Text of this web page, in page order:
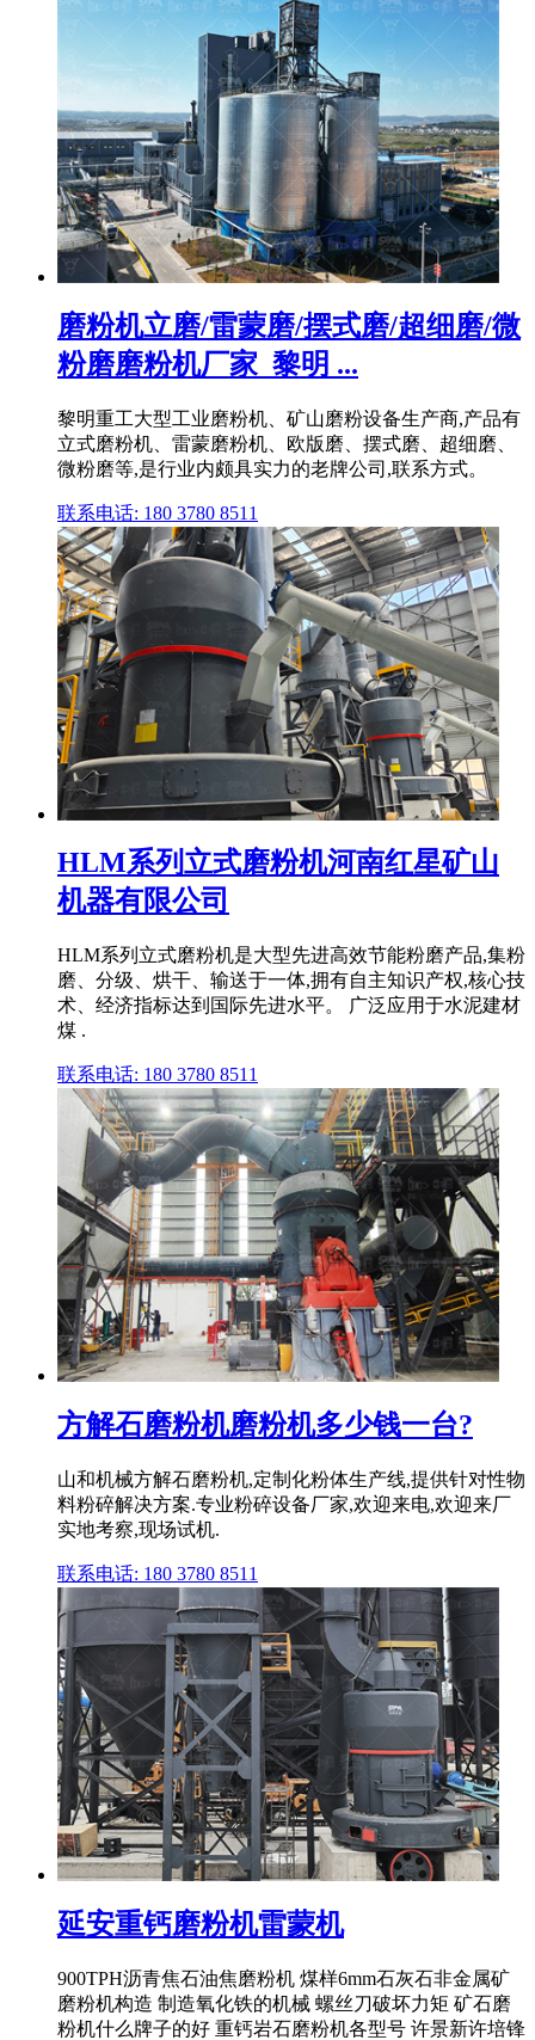
磨粉机立磨/雷蒙磨/摆式磨/超细磨/微
粉磨磨粉机厂家_黎明 ...
黎明重工大型工业磨粉机、矿山磨粉设备生产商,产品有
立式磨粉机、雷蒙磨粉机、欧版磨、摆式磨、超细磨、
微粉磨等,是行业内颇具实力的老牌公司,联系方式。
联系电话: 180 3780 8511
HLM系列立式磨粉机河南红星矿山
机器有限公司
HLM系列立式磨粉机是大型先进高效节能粉磨产品,集粉
磨、分级、烘干、输送于一体,拥有自主知识产权,核心技
术、经济指标达到国际先进水平。 广泛应用于水泥建材
煤 .
联系电话: 180 3780 8511
方解石磨粉机磨粉机多少钱一台?
山和机械方解石磨粉机,定制化粉体生产线,提供针对性物
料粉碎解决方案.专业粉碎设备厂家,欢迎来电,欢迎来厂
实地考察,现场试机.
联系电话: 180 3780 8511
延安重钙磨粉机雷蒙机
900TPH沥青焦石油焦磨粉机 煤样6mm石灰石非金属矿
磨粉机构造 制造氧化铁的机械 螺丝刀破坏力矩 矿石磨
粉机什么牌子的好 重钙岩石磨粉机各型号 许景新许培锋